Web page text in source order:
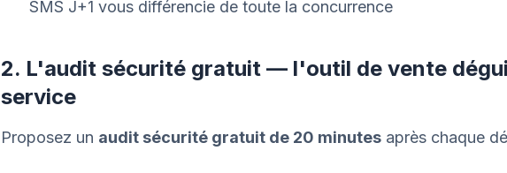
SMS J+1 vous différencie de toute la concurrence
2. L'audit sécurité gratuit — l'outil de vente
service
Proposez un audit sécurité gratuit de 20 minutes après chaque